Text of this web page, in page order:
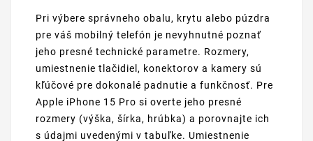
Pri výbere správneho obalu, krytu alebo púzdra
pre váš mobilný telefón je nevyhnutné poznať
jeho presné technické parametre. Rozmery,
umiestnenie tlačidiel, konektorov a kamery sú
kľúčové pre dokonalé padnutie a funkčnosť. Pre
Apple iPhone 15 Pro si overte jeho presné
rozmery (výška, šírka, hrúbka) a porovnajte ich
s údajmi uvedenými v tabuľke. Umiestnenie